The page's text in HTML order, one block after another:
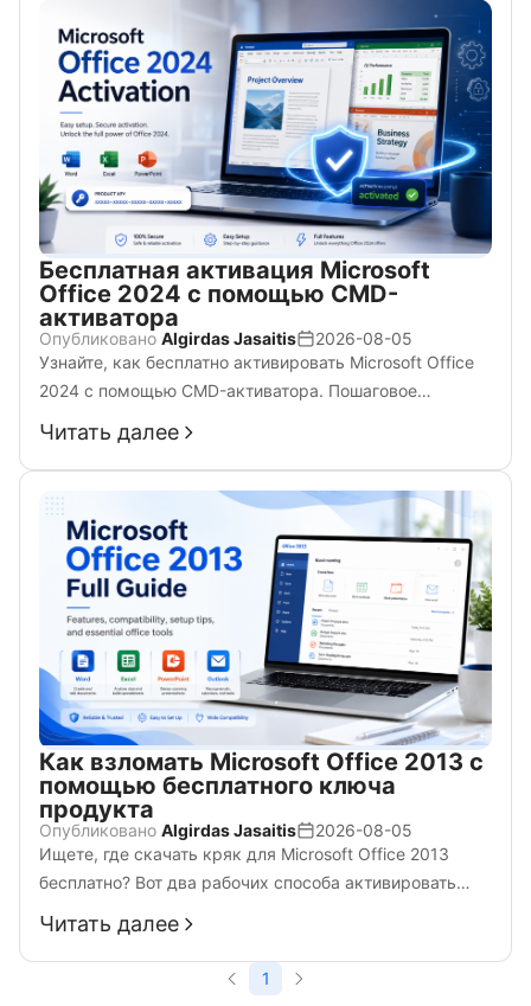
Бесплатная активация Microsoft
Office 2024 с помощью CMD-
активатора
Опубликовано Algirdas Jasaitis
2026-08-05
Узнайте, как бесплатно активировать Microsoft Office
2024 с помощью CMD-активатора. Пошаговое
ospp.vbs, полностью работающее на Windows 7, 10 и
11.
Читать далее
Как взломать Microsoft Office 2013 с
помощью бесплатного ключа
продукта
Опубликовано Algirdas Jasaitis
2026-08-05
Ищете, где скачать кряк для Microsoft Office 2013
бесплатно? Вот два рабочих способа активировать
битную версию Microsoft Office 2013 с кряком для
Windows 7, 8, 10 или 11 — 100% работает.
Читать далее
1